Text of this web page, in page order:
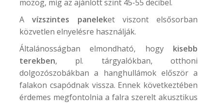
mozog, míg az ajánlott szint 45-55 decibel.
Avízszintes paneleket viszont elsősorban
közvetlen elnyelésre használják.
Általánosságban elmondható, hogy kisebb
terekben, pl. tárgyalókban, otthoni
dolgozószobákban a hanghullámok először a
falakon csapódnak vissza. Ennek következtében
érdemes megfontolnia a falra szerelt akusztikus